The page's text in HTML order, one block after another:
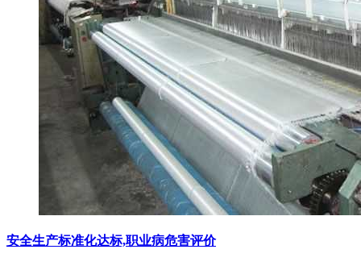
安全生产标准化达标,职业病危害评价